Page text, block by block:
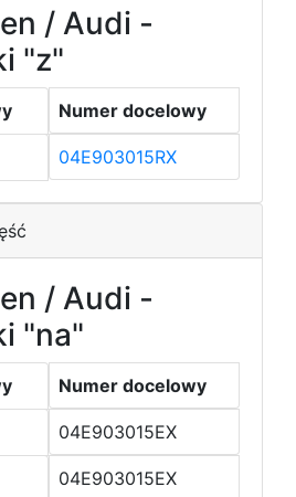
/ Audi -
"z"
Numer docelowy
04E903015RX
/ Audi -
"na"
Numer docelowy
04E903015EX
04E903015EX